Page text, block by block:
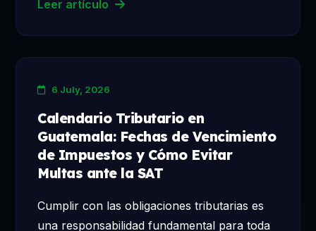
Leer artículo
6 July, 2026
Calendario Tributario en
Guatemala: Fechas de Vencimiento
de Impuestos y Cómo Evitar
Multas ante la SAT
Cumplir con las obligaciones tributarias es
una responsabilidad fundamental para toda